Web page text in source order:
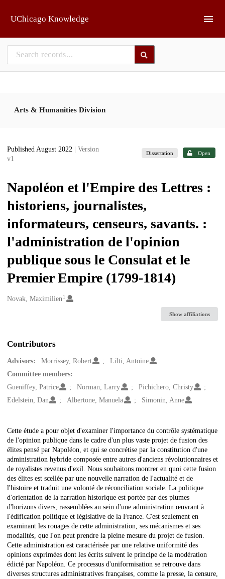
UChicago Knowledge
Arts & Humanities Division
Published August 2022
| Version
v1
Dissertation Open
Napoléon et l'Empire des Lettres :
historiens, journalistes,
informateurs, censeurs, savants. :
l'administration de l'opinion
publique sous le Consulat et le
Premier Empire (1799-1814)
Creators
Novak, Maximilien1
Show affiliations
Contributors
Advisors: Morrissey, Robert
Lilti, Antoine
Committee members:
Gueniffey, Patrice
Norman, Larry
Pichichero, Christy
Edelstein, Dan
Albertone, Manuela Simonin, Anne
Description
Cette étude a pour objet d'examiner l'importance du contrôle systématique
de l'opinion publique dans le cadre d'un plus vaste projet de fusion des
élites pensé par Napoléon, et qui se concrétise par la constitution d'une
administration hybride composée entre autres d'anciens révolutionnaires et
de royalistes revenus d'exil. Nous souhaitons montrer en quoi cette fusion
des élites est scellée par une nouvelle narration de l'actualité et de
l'histoire et traduit une volonté de réconciliation sociale. La politique
d'orientation de la narration historique est portée par des plumes
d'horizons divers, rassemblées au sein d'une administration œuvrant à
l'édification politique et législative de la France. C'est seulement en
examinant les rouages de cette administration, ses mécanismes et ses
modalités, que l'on peut prendre la pleine mesure du projet de fusion.
Cette administration est caractérisée par une relative uniformité des
opinions exprimées dont les écrits suivent le principe de la modération
édicté par Napoléon. Ce processus d'uniformisation se retrouve dans
diverses structures administratives françaises, comme la presse, la censure,